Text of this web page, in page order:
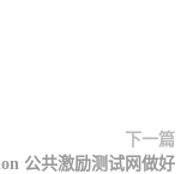
下一篇
公共激励测试网做好